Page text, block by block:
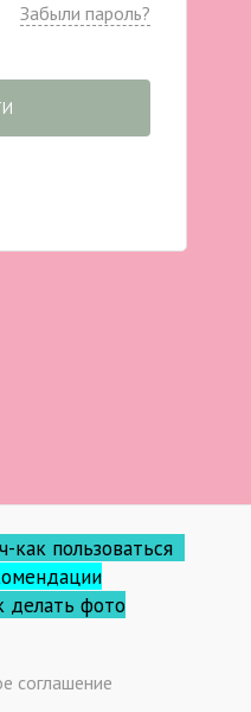
Забыли пароль?
как пользоваться
делать фото
соглашение